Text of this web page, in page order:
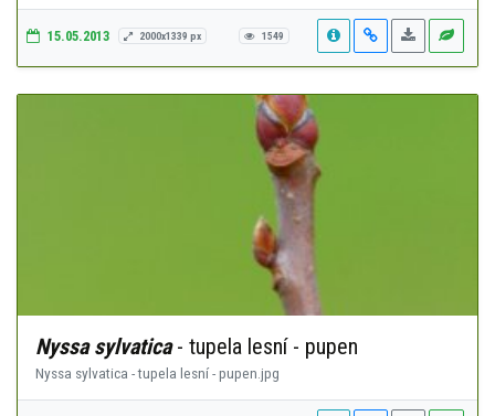
15.05.2013 2000x1339 px 1549
Nyssa sylvatica- tupela lesní - pupen
Nyssa sylvatica - tupela lesní - pupen.jpg